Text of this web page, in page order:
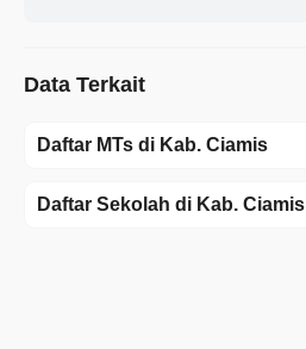
Data Terkait
Daftar MTs di Kab. Ciamis
Daftar Sekolah di Kab. Ciamis